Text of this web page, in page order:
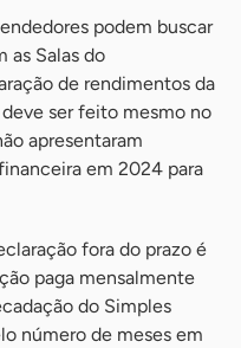
podem buscar
as Salas do
de rendimentos da
ser feito mesmo no
apresentaram
em 2024 para
fora do prazo é
paga mensalmente
do Simples
número de meses em